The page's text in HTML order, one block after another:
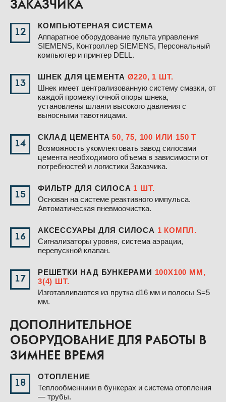
ЗАКАЗЧИКА
12
КОМПЬЮТЕРНАЯ СИСТЕМА
Аппаратное оборудование пульта управления
SIEMENS, Контроллер SIEMENS, Персональный
компьютер и принтер DELL.
13
ШНЕК ДЛЯ ЦЕМЕНТА Ø220, 1 ШТ.
Шнек имеет централизованную систему смазки, от
каждой промежуточной опоры шнека,
установлены шланги высокого давления с
выносными тавотницами.
14
СКЛАД ЦЕМЕНТА50, 75, 100 ИЛИ 150 Т
Возможность укомлектовать завод силосами
цемента необходимого объема в зависимости от
потребностей и логистики Заказчика.
15
ФИЛЬТР ДЛЯ СИЛОСА 1 ШТ.
Основан на системе реактивного импульса.
Автоматическая пневмоочистка.
16
АКСЕССУАРЫ ДЛЯ СИЛОСА 1 КОМПЛ.
Сигнализаторы уровня, система аэрации,
перепускной клапан.
17
РЕШЕТКИ НАД БУНКЕРАМИ 100Х100 ММ,
3(4) ШТ.
Изготавливаются из прутка d16 мм и полосы S=5
мм.
ДОПОЛНИТЕЛЬНОЕ
ОБОРУДОВАНИЕ ДЛЯ РАБОТЫ В
ЗИМНЕЕ ВРЕМЯ
18
ОТОПЛЕНИЕ
Теплообменники в бункерах и система отопления
— трубы.